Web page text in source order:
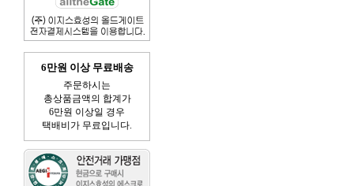
6만원 이상 무료배송
주문하시는
총상품금액의 합계가
6만원 이상일 경우
택배비가 무료입니다.